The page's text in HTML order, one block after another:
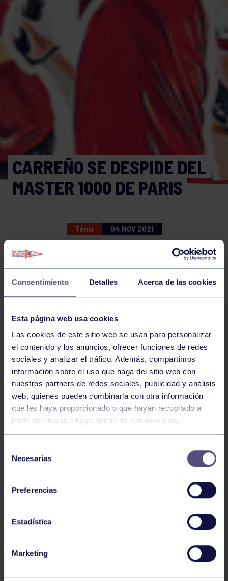
Consentimiento Detalles Acerca de las cookies
Esta página web usa cookies
Las cookies de este sitio web se usan para personalizar
el contenido y los anuncios, ofrecer funciones de redes
sociales y analizar el tráfico. Además, compartimos
información sobre el uso que haga del sitio web con
nuestros partners de redes sociales, publicidad y análisis
web, quienes pueden combinarla con otra información
que les haya proporcionado o que hayan recopilado a
partir del uso que haya hecho de sus servicios.
Necesarias
Preferencias
Estadística
Marketing
CARREÑO SE DESPIDE DEL
MASTER 1000 DE PARIS
Tenis 04 NOV 2021
NOTICIAS RELACIONADAS
Tenis 05 Ago 2026
VII TORNEO ABANCA
Tenis
CIRCUITO AS YOUNG TOUR 2026